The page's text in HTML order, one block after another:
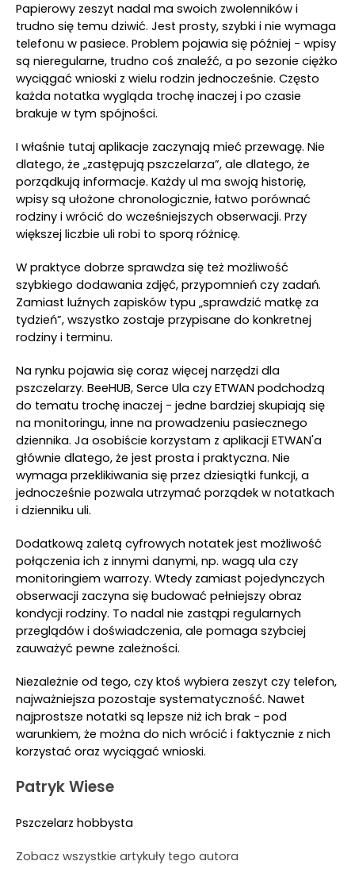
Papierowy zeszyt nadal ma swoich zwolenników i
trudno się temu dziwić. Jest prosty, szybki i nie wymaga
telefonu w pasiece. Problem pojawia się później - wpisy
są nieregularne, trudno coś znaleźć, a po sezonie ciężko
wyciągać wnioski z wielu rodzin jednocześnie. Często
każda notatka wygląda trochę inaczej i po czasie
brakuje w tym spójności.
I właśnie tutaj aplikacje zaczynają mieć przewagę. Nie
dlatego, że „zastępują pszczelarza”, ale dlatego, że
porządkują informacje. Każdy ul ma swoją historię,
wpisy są ułożone chronologicznie, łatwo porównać
rodziny i wrócić do wcześniejszych obserwacji. Przy
większej liczbie uli robi to sporą różnicę.
W praktyce dobrze sprawdza się też możliwość
szybkiego dodawania zdjęć, przypomnień czy zadań.
Zamiast luźnych zapisków typu „sprawdzić matkę za
tydzień”, wszystko zostaje przypisane do konkretnej
rodziny i terminu.
Na rynku pojawia się coraz więcej narzędzi dla
pszczelarzy. BeeHUB, Serce Ula czy ETWAN podchodzą
do tematu trochę inaczej - jedne bardziej skupiają się
na monitoringu, inne na prowadzeniu pasiecznego
dziennika. Ja osobiście korzystam z aplikacji ETWAN'a
głównie dlatego, że jest prosta i praktyczna. Nie
wymaga przeklikiwania się przez dziesiątki funkcji, a
jednocześnie pozwala utrzymać porządek w notatkach
i dzienniku uli.
Dodatkową zaletą cyfrowych notatek jest możliwość
połączenia ich z innymi danymi, np. wagą ula czy
monitoringiem warrozy. Wtedy zamiast pojedynczych
obserwacji zaczyna się budować pełniejszy obraz
kondycji rodziny. To nadal nie zastąpi regularnych
przeglądów i doświadczenia, ale pomaga szybciej
zauważyć pewne zależności.
Niezależnie od tego, czy ktoś wybiera zeszyt czy telefon,
najważniejsza pozostaje systematyczność. Nawet
najprostsze notatki są lepsze niż ich brak - pod
warunkiem, że można do nich wrócić i faktycznie z nich
korzystać oraz wyciągać wnioski.
Patryk Wiese
Pszczelarz hobbysta
Zobacz wszystkie artykuły tego autora